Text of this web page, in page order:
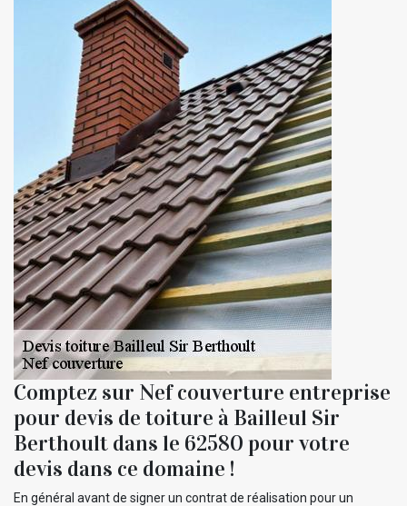
Comptez sur Nef couverture entreprise
pour devis de toiture à Bailleul Sir
Berthoult dans le 62580 pour votre
devis dans ce domaine !
En général avant de signer un contrat de réalisation pour un